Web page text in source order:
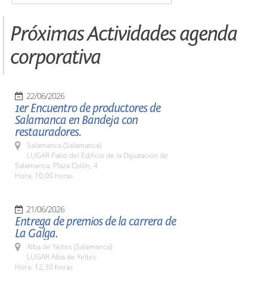
Próximas Actividades agenda
corporativa
22/06/2026
1er Encuentro de productores de
Salamanca en Bandeja con
restauradores.
Salamanca (Salamanca)
LUGAR Patio del Edificio de la Diputación de
Salamanca. Plaza Colón, 4
Hora: 10,00 horas
21/06/2026
Entrega de premios de la carrera de
La Galga.
Alba de Yeltes (Salamanca)
LUGAR Alba de Yeltes
Hora: 12,30 horas